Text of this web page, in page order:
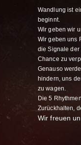
Wandlung ist
beginnt.
Wir geben wir
Wir geben uns
die Signale der
Chance zu
Genauso
hindern, uns
zu wagen.
Die 5
Zurückhalten,
Wir freuen